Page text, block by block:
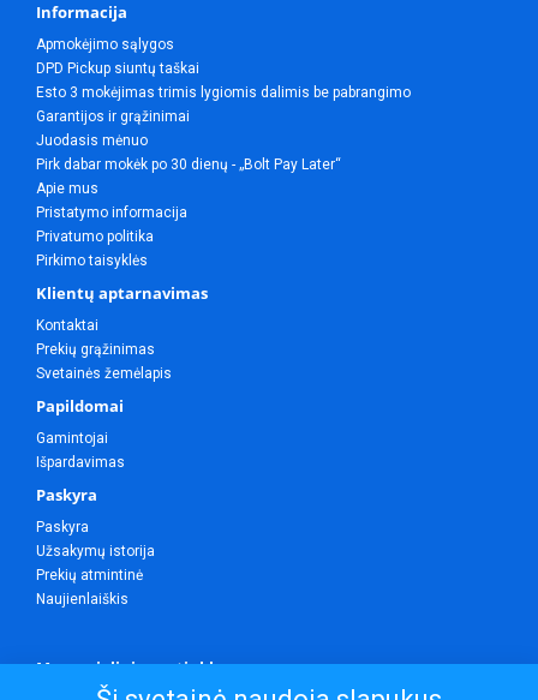
Informacija
Apmokėjimo sąlygos
DPD Pickup siuntų taškai
Esto 3 mokėjimas trimis lygiomis dalimis be pabrangimo
Garantijos ir grąžinimai
Juodasis mėnuo
Pirk dabar mokėk po 30 dienų - „Bolt Pay Later“
Apie mus
Pristatymo informacija
Privatumo politika
Pirkimo taisyklės
Klientų aptarnavimas
Kontaktai
Prekių grąžinimas
Svetainės žemėlapis
Papildomai
Gamintojai
Išpardavimas
Paskyra
Paskyra
Užsakymų istorija
Prekių atmintinė
Naujienlaiškis
Mes socialiniuose tinkluose